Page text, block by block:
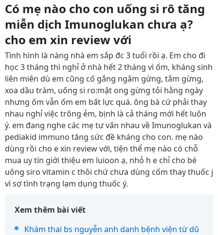
Có mẹ nào cho con uống si rô tăng
miễn dịch Imunoglukan chưa ạ?
cho em xin review với
Tình hình là nàng nhà em sắp đc 3 tuổi rồi ạ. Em cho đi
học 3 tháng thì nghỉ ở nhà hết 2 tháng vì ốm, kháng sinh
liên miên dù em cũng cố gắng ngâm gừng, tắm gừng,
xoa dầu tràm, uống si ro:mật ong gừng tỏi hằng ngày
nhưng ốm vẫn ốm em bất lực quá. ông bà cứ phải thay
nhau nghỉ việc trông ẻm, bịnh là cả tháng mới hết luôn
ý. em đang nghe các mẹ tư vấn nhau về Imunoglukan và
pediakid immuno tăng sức đề kháng cho con. mẹ nào
dùng rồi cho e xin review với, tiện thể mẹ nào có chỗ
mua uy tín giới thiệu em luioon ạ, nhỏ h e chỉ cho bé
uông siro vitamin c thôi chứ chưa dùng cốm thay thuốc j
vì sợ tình trạng lạm dụng thuốc ý.
Xem thêm bài viết
Khám thai bs nguyễn anh danh bệnh viện từ dũ